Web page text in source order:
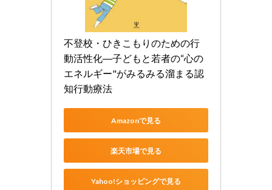
不登校・ひきこもりのための行
動活性化―子どもと若者の“心の
エネルギー"がみるみる溜まる認
知行動療法
Amazonで見る
楽天市場で見る
Yahoo!ショッピングで見る